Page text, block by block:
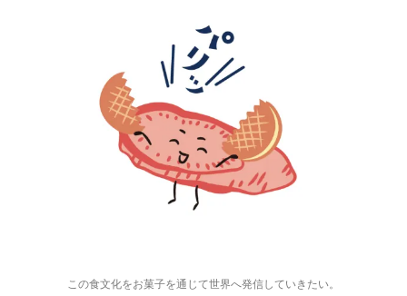
この食文化をお菓子を通じて世界へ発信していきたい。